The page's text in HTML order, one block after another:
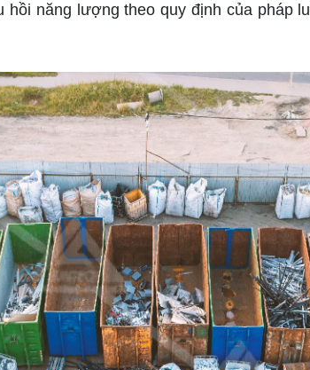
năng lượng theo quy định của pháp